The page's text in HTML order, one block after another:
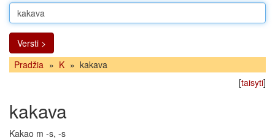
Versti >
Pradžia » K » kakava
[taisyti]
kakava
Kakao m -s, -s